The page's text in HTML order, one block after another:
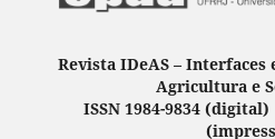
Revista IDeAS – Interfaces
Agricultura e
ISSN 1984-9834
(